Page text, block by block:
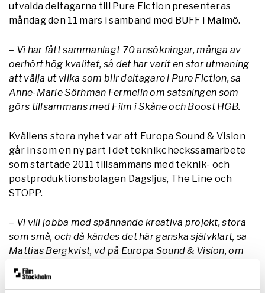
utvalda deltagarna till Pure Fiction presenteras
måndag den 11 mars i samband med BUFF i Malmö.
– Vi har fått sammanlagt 70 ansökningar, många av
oerhört hög kvalitet, så det har varit en stor utmaning
att välja ut vilka som blir deltagare i Pure Fiction, sa
Anne-Marie Sörhman Fermelin om satsningen som
görs tillsammans med Film i Skåne och Boost HGB.
Kvällens stora nyhet var att Europa Sound & Vision
går in som en ny part i det teknikcheckssamarbete
som startade 2011 tillsammans med teknik- och
postproduktionsbolagen Dagsljus, The Line och
STOPP.
– Vi vill jobba med spännande kreativa projekt, stora
som små, och då kändes det här ganska självklart, sa
Mattias Bergkvist, vd på Europa Sound & Vision, om